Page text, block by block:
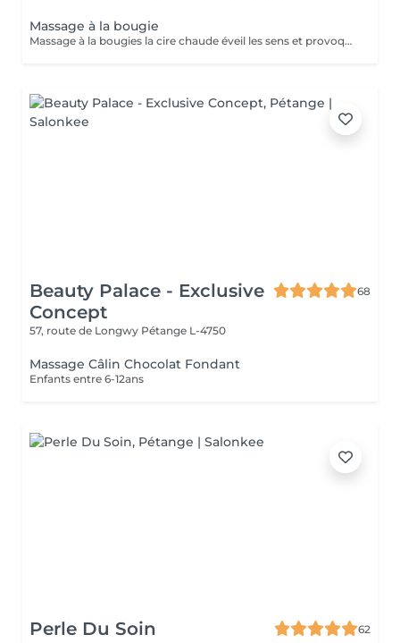
Massage à la bougie
Massage à la bougies la cire chaude éveil les sens et provoque une détente absolue.
Beauty Palace - Exclusive
Concept
68
57, route de Longwy Pétange L-4750
Massage Câlin Chocolat Fondant
Enfants entre 6-12ans
Perle Du Soin
62